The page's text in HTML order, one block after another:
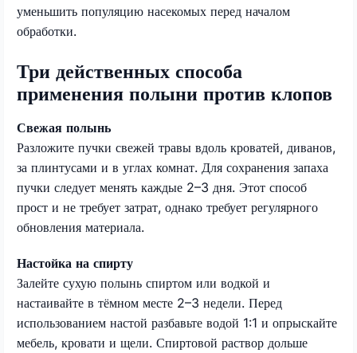
уменьшить популяцию насекомых перед началом
обработки.
Три действенных способа
применения полыни против клопов
Свежая полынь
Разложите пучки свежей травы вдоль кроватей, диванов,
за плинтусами и в углах комнат. Для сохранения запаха
пучки следует менять каждые 2–3 дня. Этот способ
прост и не требует затрат, однако требует регулярного
обновления материала.
Настойка на спирту
Залейте сухую полынь спиртом или водкой и
настаивайте в тёмном месте 2–3 недели. Перед
использованием настой разбавьте водой 1:1 и опрыскайте
мебель, кровати и щели. Спиртовой раствор дольше